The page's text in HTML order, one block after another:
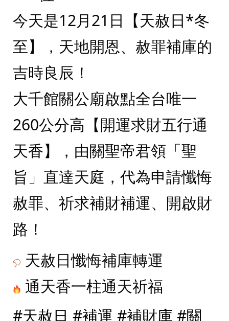
今天是12月21日【天赦日*冬
至】，天地開恩、赦罪補庫的
吉時良辰！
大千館關公廟啟點全台唯一
260公分高【開運求財五行通
天香】，由關聖帝君領「聖
旨」直達天庭，代為申請懺悔
赦罪、祈求補財補運、開啟財
路！
天赦日懺悔補庫轉運
通天香一柱通天祈福
#天赦日 #補運 #補財庫 #關